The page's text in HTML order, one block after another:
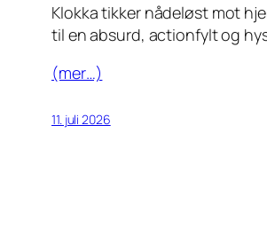
Klokka tikker nådeløst mot
til en absurd, actionfylt og
(mer…)
11. juli 2026